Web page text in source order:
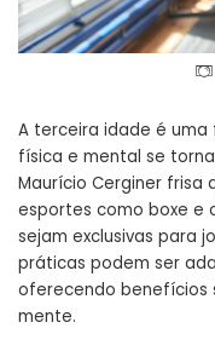
A terceira idade é uma
física e mental se
Maurício Cerginer frisa
esportes como boxe e
sejam exclusivas para
práticas podem ser
oferecendo benefícios
mente.